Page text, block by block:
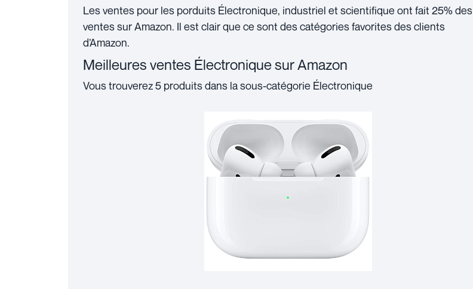
Les ventes pour les porduits Électronique, industriel et scientifique ont fait 25% des
ventes sur Amazon. Il est clair que ce sont des catégories favorites des clients
d’Amazon.
Meilleures ventes Électronique sur Amazon
Vous trouverez 5 produits dans la sous-catégorie Électronique